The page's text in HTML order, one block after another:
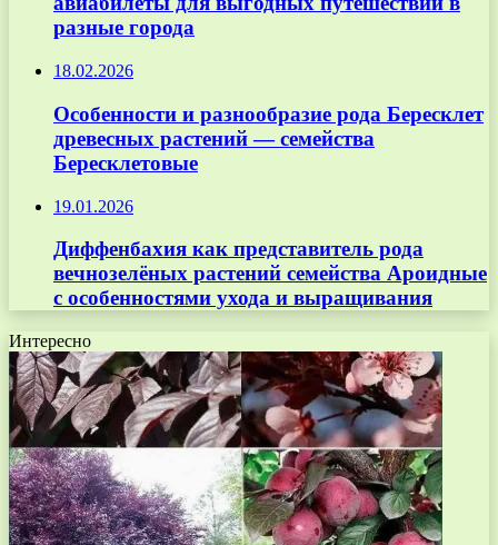
разные города
18.02.2026
Особенности и разнообразие рода Бересклет
древесных растений — семейства
Бересклетовые
19.01.2026
Диффенбахия как представитель рода
вечнозелёных растений семейства Ароидные
с особенностями ухода и выращивания
Интересно